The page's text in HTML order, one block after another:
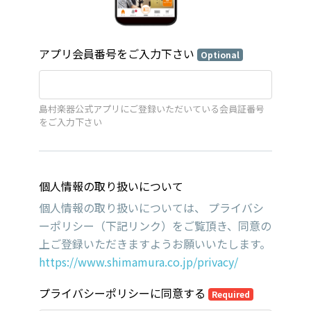
アプリ会員番号をご入力下さい Optional
島村楽器公式アプリにご登録いただいている会員証番号
をご入力下さい
個人情報の取り扱いについて
個人情報の取り扱いについては、 プライバシ
ーポリシー（下記リンク）をご覧頂き、同意の
上ご登録いただきますようお願いいたします。
https://www.shimamura.co.jp/privacy/
プライバシーポリシーに同意する
Required